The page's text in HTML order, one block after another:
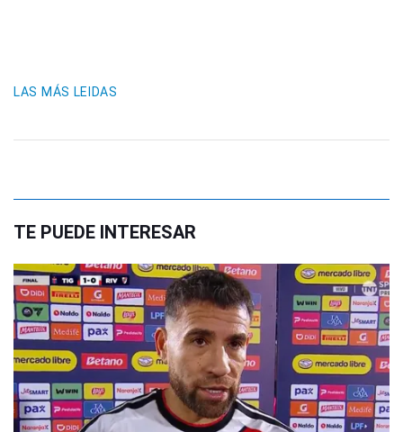
LAS MÁS LEIDAS
TE PUEDE INTERESAR